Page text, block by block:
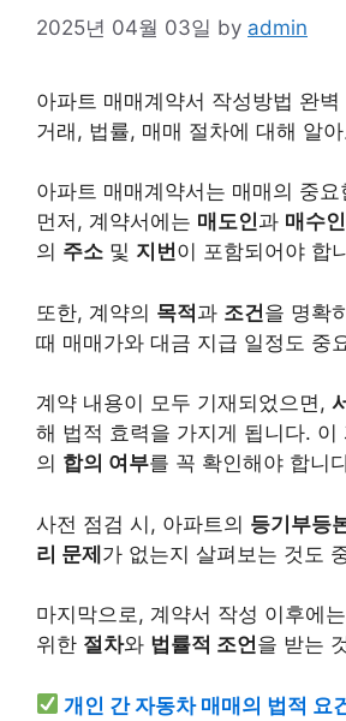
2025년 04월 03일 by admin
아파트 매매계약서 작성방법 완벽
거래, 법률, 매매 절차에 대해 알
아파트 매매계약서는 매매의 중요
먼저, 계약서에는 매도인과 매수인
의 주소 및 지번이 포함되어야 합
또한, 계약의 목적과 조건을 명확
때 매매가와 대금 지급 일정도 중
계약 내용이 모두 기재되었으면,
해 법적 효력을 가지게 됩니다. 이
의 합의 여부를 꼭 확인해야 합니
사전 점검 시, 아파트의 등기부등
리 문제가 없는지 살펴보는 것도
마지막으로, 계약서 작성 이후에
위한 절차와 법률적 조언을 받는
개인 간 자동차매매의 법적 요